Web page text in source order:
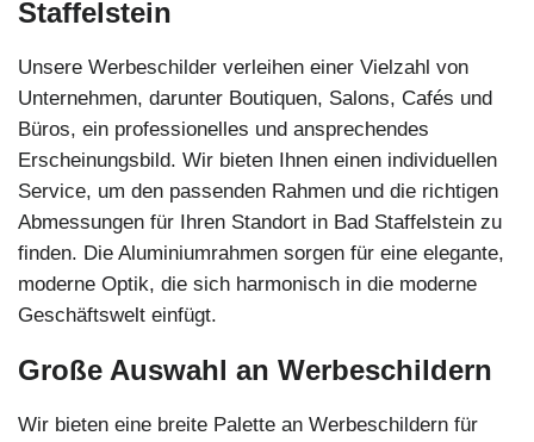
Staffelstein
Unsere Werbeschilder verleihen einer Vielzahl von
Unternehmen, darunter Boutiquen, Salons, Cafés und
Büros, ein professionelles und ansprechendes
Erscheinungsbild. Wir bieten Ihnen einen individuellen
Service, um den passenden Rahmen und die richtigen
Abmessungen für Ihren Standort in Bad Staffelstein zu
finden. Die Aluminiumrahmen sorgen für eine elegante,
moderne Optik, die sich harmonisch in die moderne
Geschäftswelt einfügt.
Große Auswahl an Werbeschildern
Wir bieten eine breite Palette an Werbeschildern für